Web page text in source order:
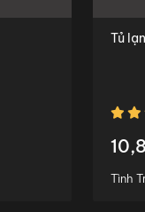
Tủ
Tình